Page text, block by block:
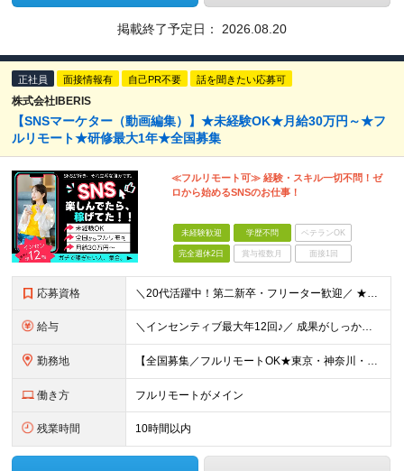
掲載終了予定日： 2026.08.20
正社員 面接情報有 自己PR不要 話を聞きたい応募可
株式会社IBERIS
【SNSマーケター（動画編集）】★未経験OK★月給30万円～★フ
ルリモート★研修最大1年★全国募集
≪フルリモート可≫ 経験・スキル一切不問！ゼ
ロから始めるSNSのお仕事！
未経験歓迎 学歴不問 ベテランOK
完全週休2日 賞与複数月 面接1回
応募資格 ＼20代活躍中！第二新卒・フリーター歓迎／ ★未経験歓迎！学歴・転職回数不問★ ◎Instagram／TikTok／X／YouTubeなど、 SNSを見るのが好きな方大歓迎です♪ ＼100％ポテン
給与 ＼インセンティブ最大年12回♪／ 成果がしっかり収入に反映される給与制度です！ 月給30万円＋インセンティブ（最大年12回） ★スキル、適性に応じて優遇 【試用期間について】 ・期間：1年 ・給与
勤務地 【全国募集／フルリモートOK★東京・神奈川・埼玉・大阪・福岡で積極採用中】 在宅勤務、または関東（東京・神奈川・埼玉など）または関西（大阪府など）、九州（福岡）のプロジェクト先 ★フルリモート可（通
働き方 フルリモートがメイン
残業時間 10時間以内